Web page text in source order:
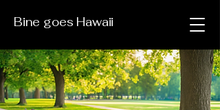
Bine goes Hawaii